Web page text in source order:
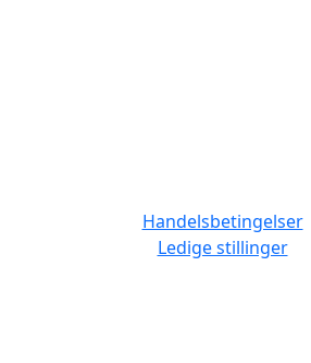
Handelsbetingelser
Ledige stillinger